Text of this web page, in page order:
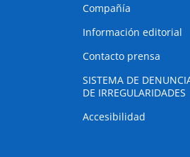
Compañía
Información editorial
Contacto prensa
SISTEMA DE
DE IRREGULARIDADES
Accesibilidad